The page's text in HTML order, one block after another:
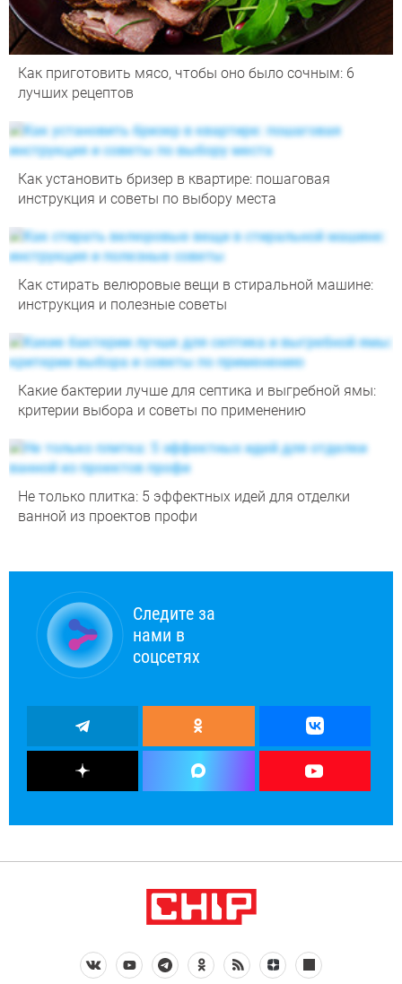
Как приготовить мясо, чтобы оно было сочным: 6
лучших рецептов
Как установить бризер в квартире: пошаговая
инструкция и советы по выбору места
Как стирать велюровые вещи в стиральной машине:
инструкция и полезные советы
Какие бактерии лучше для септика и выгребной ямы:
критерии выбора и советы по применению
Не только плитка: 5 эффектных идей для отделки
ванной из проектов профи
Следите за
нами в
соцсетях